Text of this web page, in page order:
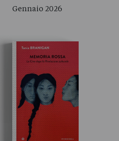
Gennaio 2026